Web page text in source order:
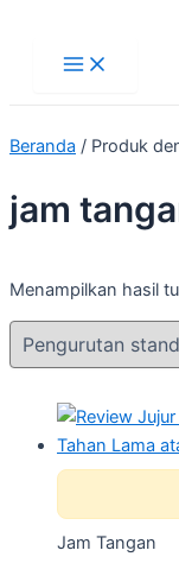
konten
Beranda / Produk
jam
Menampilkan hasil
Jam Tangan